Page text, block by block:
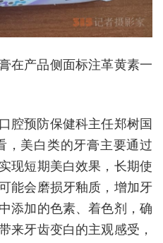
在产品侧面标注革黄素一
腔预防保健科主任郑树国
，美白类的牙膏主要通过
现短期美白效果，长期使
能会磨损牙釉质，增加牙
添加的色素、着色剂，确
来牙齿变白的主观感受，